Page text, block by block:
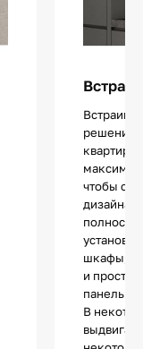
решение
квартир
чтобы
дизайна.
шкафы,
и
панелью.
В